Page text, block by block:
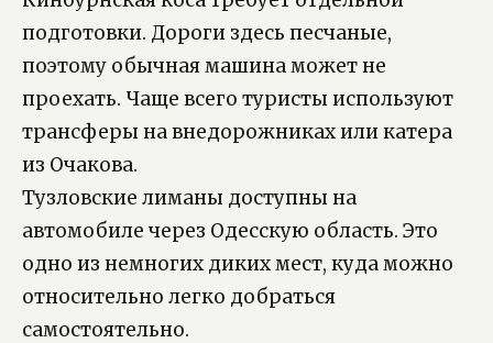
подготовки. Дороги здесь песчаные,
поэтому обычная машина может не
проехать. Чаще всего туристы используют
трансферы на внедорожниках или катера
из Очакова.
Тузловские лиманы доступны на
автомобиле через Одесскую область. Это
одно из немногих диких мест, куда можно
относительно легко добраться
самостоятельно.